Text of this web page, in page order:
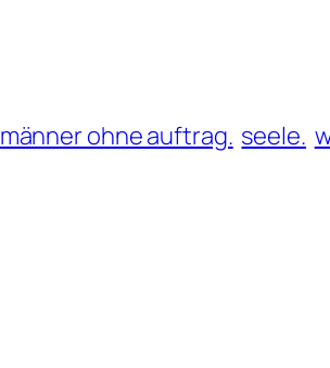
männer ohne auftrag. seele.